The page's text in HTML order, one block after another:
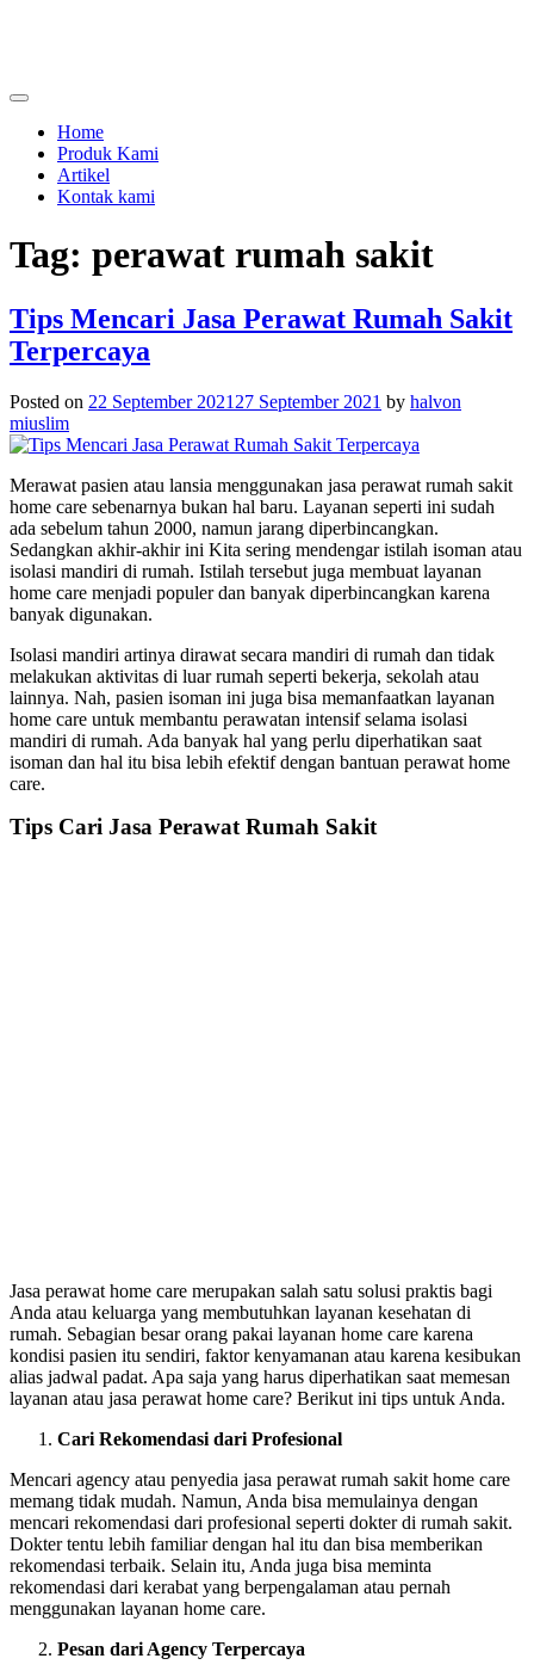
Home
Produk Kami
Artikel
Kontak kami
Tag: perawat rumah sakit
Tips Mencari Jasa Perawat Rumah Sakit
Terpercaya
Posted on 22 September 2021 27 September 2021 by halvon
miuslim
Merawat pasien atau lansia menggunakan jasa perawat rumah sakit
home care sebenarnya bukan hal baru. Layanan seperti ini sudah
ada sebelum tahun 2000, namun jarang diperbincangkan.
Sedangkan akhir-akhir ini Kita sering mendengar istilah isoman atau
isolasi mandiri di rumah. Istilah tersebut juga membuat layanan
home care menjadi populer dan banyak diperbincangkan karena
banyak digunakan.
Isolasi mandiri artinya dirawat secara mandiri di rumah dan tidak
melakukan aktivitas di luar rumah seperti bekerja, sekolah atau
lainnya. Nah, pasien isoman ini juga bisa memanfaatkan layanan
home care untuk membantu perawatan intensif selama isolasi
mandiri di rumah. Ada banyak hal yang perlu diperhatikan saat
isoman dan hal itu bisa lebih efektif dengan bantuan perawat home
care.
Tips Cari Jasa Perawat Rumah Sakit
Jasa perawat home care merupakan salah satu solusi praktis bagi
Anda atau keluarga yang membutuhkan layanan kesehatan di
rumah. Sebagian besar orang pakai layanan home care karena
kondisi pasien itu sendiri, faktor kenyamanan atau karena kesibukan
alias jadwal padat. Apa saja yang harus diperhatikan saat memesan
layanan atau jasa perawat home care? Berikut ini tips untuk Anda.
Cari Rekomendasi dari Profesional
Mencari agency atau penyedia jasa perawat rumah sakit home care
memang tidak mudah. Namun, Anda bisa memulainya dengan
mencari rekomendasi dari profesional seperti dokter di rumah sakit.
Dokter tentu lebih familiar dengan hal itu dan bisa memberikan
rekomendasi terbaik. Selain itu, Anda juga bisa meminta
rekomendasi dari kerabat yang berpengalaman atau pernah
menggunakan layanan home care.
Pesan dari Agency Terpercaya